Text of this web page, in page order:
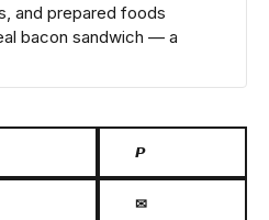
and prepared foods
bacon sandwich — a
𝙋
✉